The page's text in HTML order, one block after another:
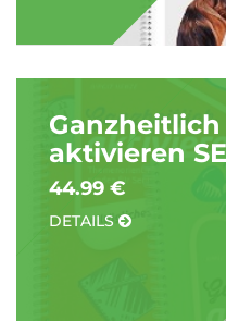
Ganzheitlich
aktivieren
44.99 €
DETAILS